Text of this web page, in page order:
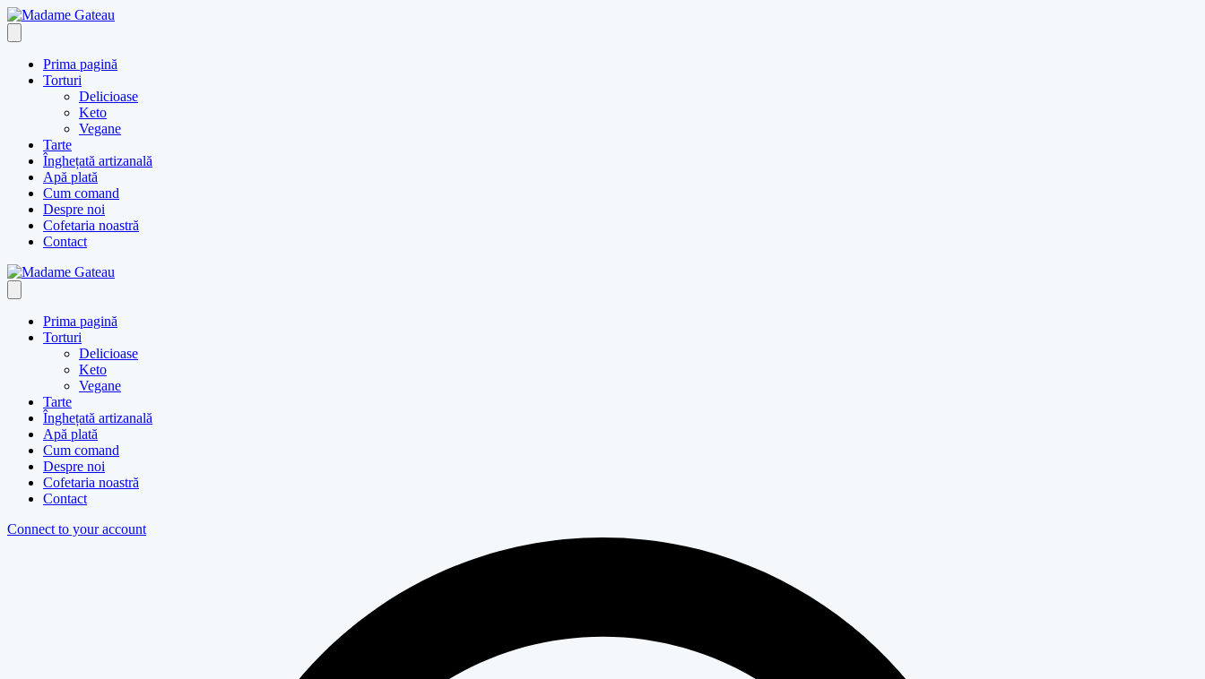
Skip
to
content
Prima pagină
Torturi
Delicioase
Keto
Vegane
Tarte
Înghețată artizanală
Apă plată
Cum comand
Despre noi
Cofetaria noastră
Contact
Prima pagină
Torturi
Delicioase
Keto
Vegane
Tarte
Înghețată artizanală
Apă plată
Cum comand
Despre noi
Cofetaria noastră
Contact
Connect to your account